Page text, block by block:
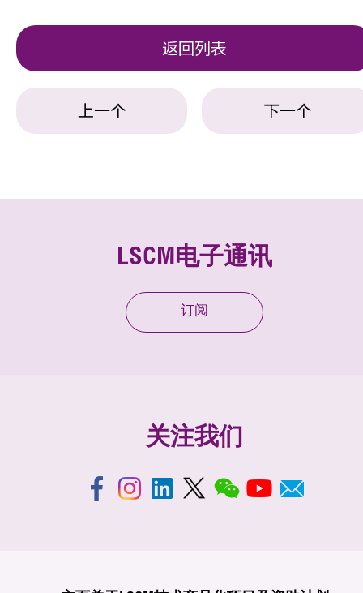
返回列表
上一个 下一个
LSCM电子通讯
订阅
关注我们